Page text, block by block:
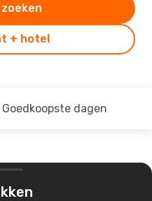
+ hotel
Goedkoopste dagen